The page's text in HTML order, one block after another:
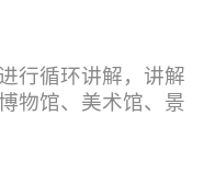
行循环讲解，讲解
物馆、美术馆、景